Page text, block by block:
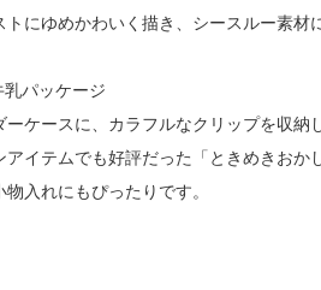
にゆめかわいく描き、シースルー素材
パッケージ
ケースに、カラフルなクリップを収納
イテムでも好評だった「ときめきおか
入れにもぴったりです。